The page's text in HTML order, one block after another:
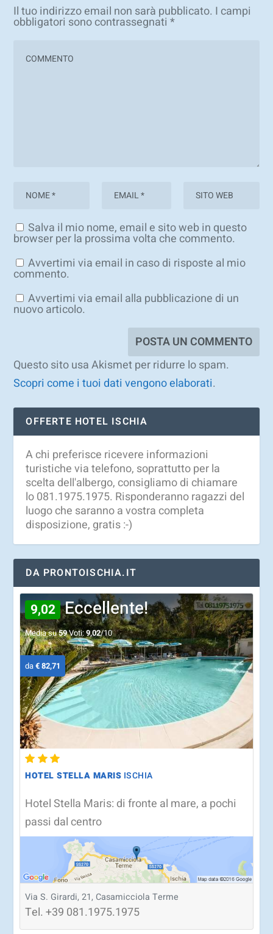
Il tuo indirizzo email non sarà pubblicato. I campi
obbligatori sono contrassegnati*
Salva il mio nome, email e sito web in questo
browser per la prossima volta che commento.
Avvertimi via email in caso di risposte al mio
commento.
Avvertimi via email alla pubblicazione di un
nuovo articolo.
Questo sito usa Akismet per ridurre lo spam.
Scopri come i tuoi dati vengono elaborati.
OFFERTE HOTEL ISCHIA
A chi preferisce ricevere informazioni
turistiche via telefono, soprattutto per la
scelta dell'albergo, consigliamo di chiamare
lo 081.1975.1975. Risponderanno ragazzi del
luogo che saranno a vostra completa
disposizione, gratis :-)
DA PRONTOISCHIA.IT
9,02 Eccellente!
Media su59Voti:9,02/10
da€ 82,71
HOTEL STELLA MARIS ISCHIA
Hotel Stella Maris: di fronte al mare, a pochi
passi dal centro
Via S. Girardi, 21, Casamicciola Terme
Tel.+39 081.1975.1975